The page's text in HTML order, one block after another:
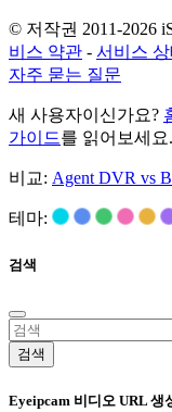
© 저작권 2011-2026
비스 약관 - 서비스 상
자주 묻는 질문
새 사용자이신가요?
가이드를 읽어보세요.
비교: Agent DVR vs
테마:
검색
검색
Eyeipcam 비디오 URL 생